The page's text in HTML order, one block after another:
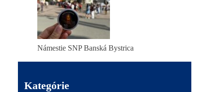
Námestie SNP Banská Bystrica
Kategórie